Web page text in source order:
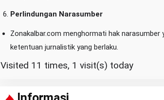
Perlindungan Narasumber
Zonakalbar.com menghormati hak
ketentuan jurnalistik yang berlaku.
Visited 11 times, 1 visit(s) today